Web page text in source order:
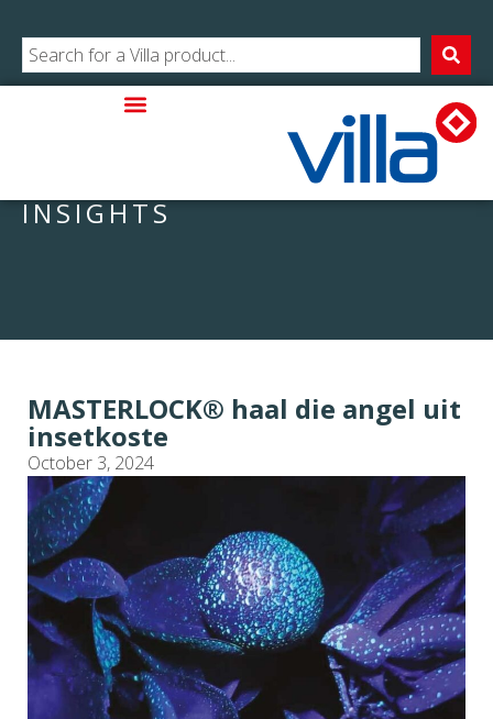
INSIGHTS
MASTERLOCK® haal die angel uit
insetkoste
October 3, 2024